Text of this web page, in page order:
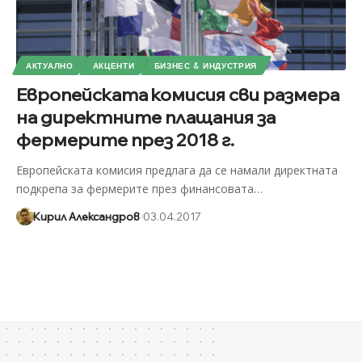
АКТУАЛНО АКЦЕНТИ БИЗНЕС & ИНДУСТРИЯ
Европейската комисия сви размера
на директните плащания за
фермерите през 2018 г.
Европейската комисия предлага да се намали директната
подкрепа за фермерите през финансовата…
Кирил Александров 03.04.2017